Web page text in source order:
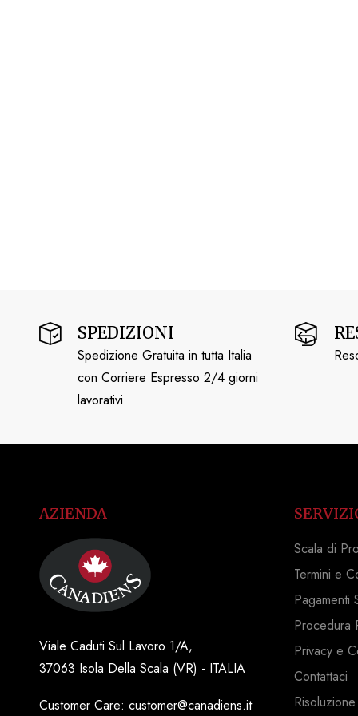
SPEDIZIONI
Spedizione Gratuita in tutta Italia
con Corriere Espresso 2/4 giorni
lavorativi
AZIENDA
Viale Caduti Sul Lavoro 1/A,
37063 Isola Della Scala (VR) - ITALIA
Customer Care: customer@canadiens.it
Scala di
Termini e
Pagamenti
Procedura
Privacy e
Contattaci